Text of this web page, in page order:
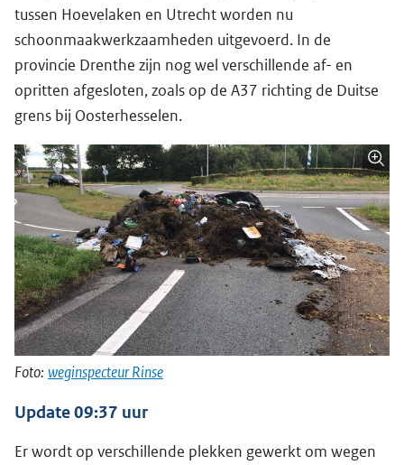
tussen Hoevelaken en Utrecht worden nu
schoonmaakwerkzaamheden uitgevoerd. In de
provincie Drenthe zijn nog wel verschillende af- en
opritten afgesloten, zoals op de A37 richting de Duitse
grens bij Oosterhesselen.
Foto: weginspecteur Rinse
Update 09:37 uur
Er wordt op verschillende plekken gewerkt om wegen